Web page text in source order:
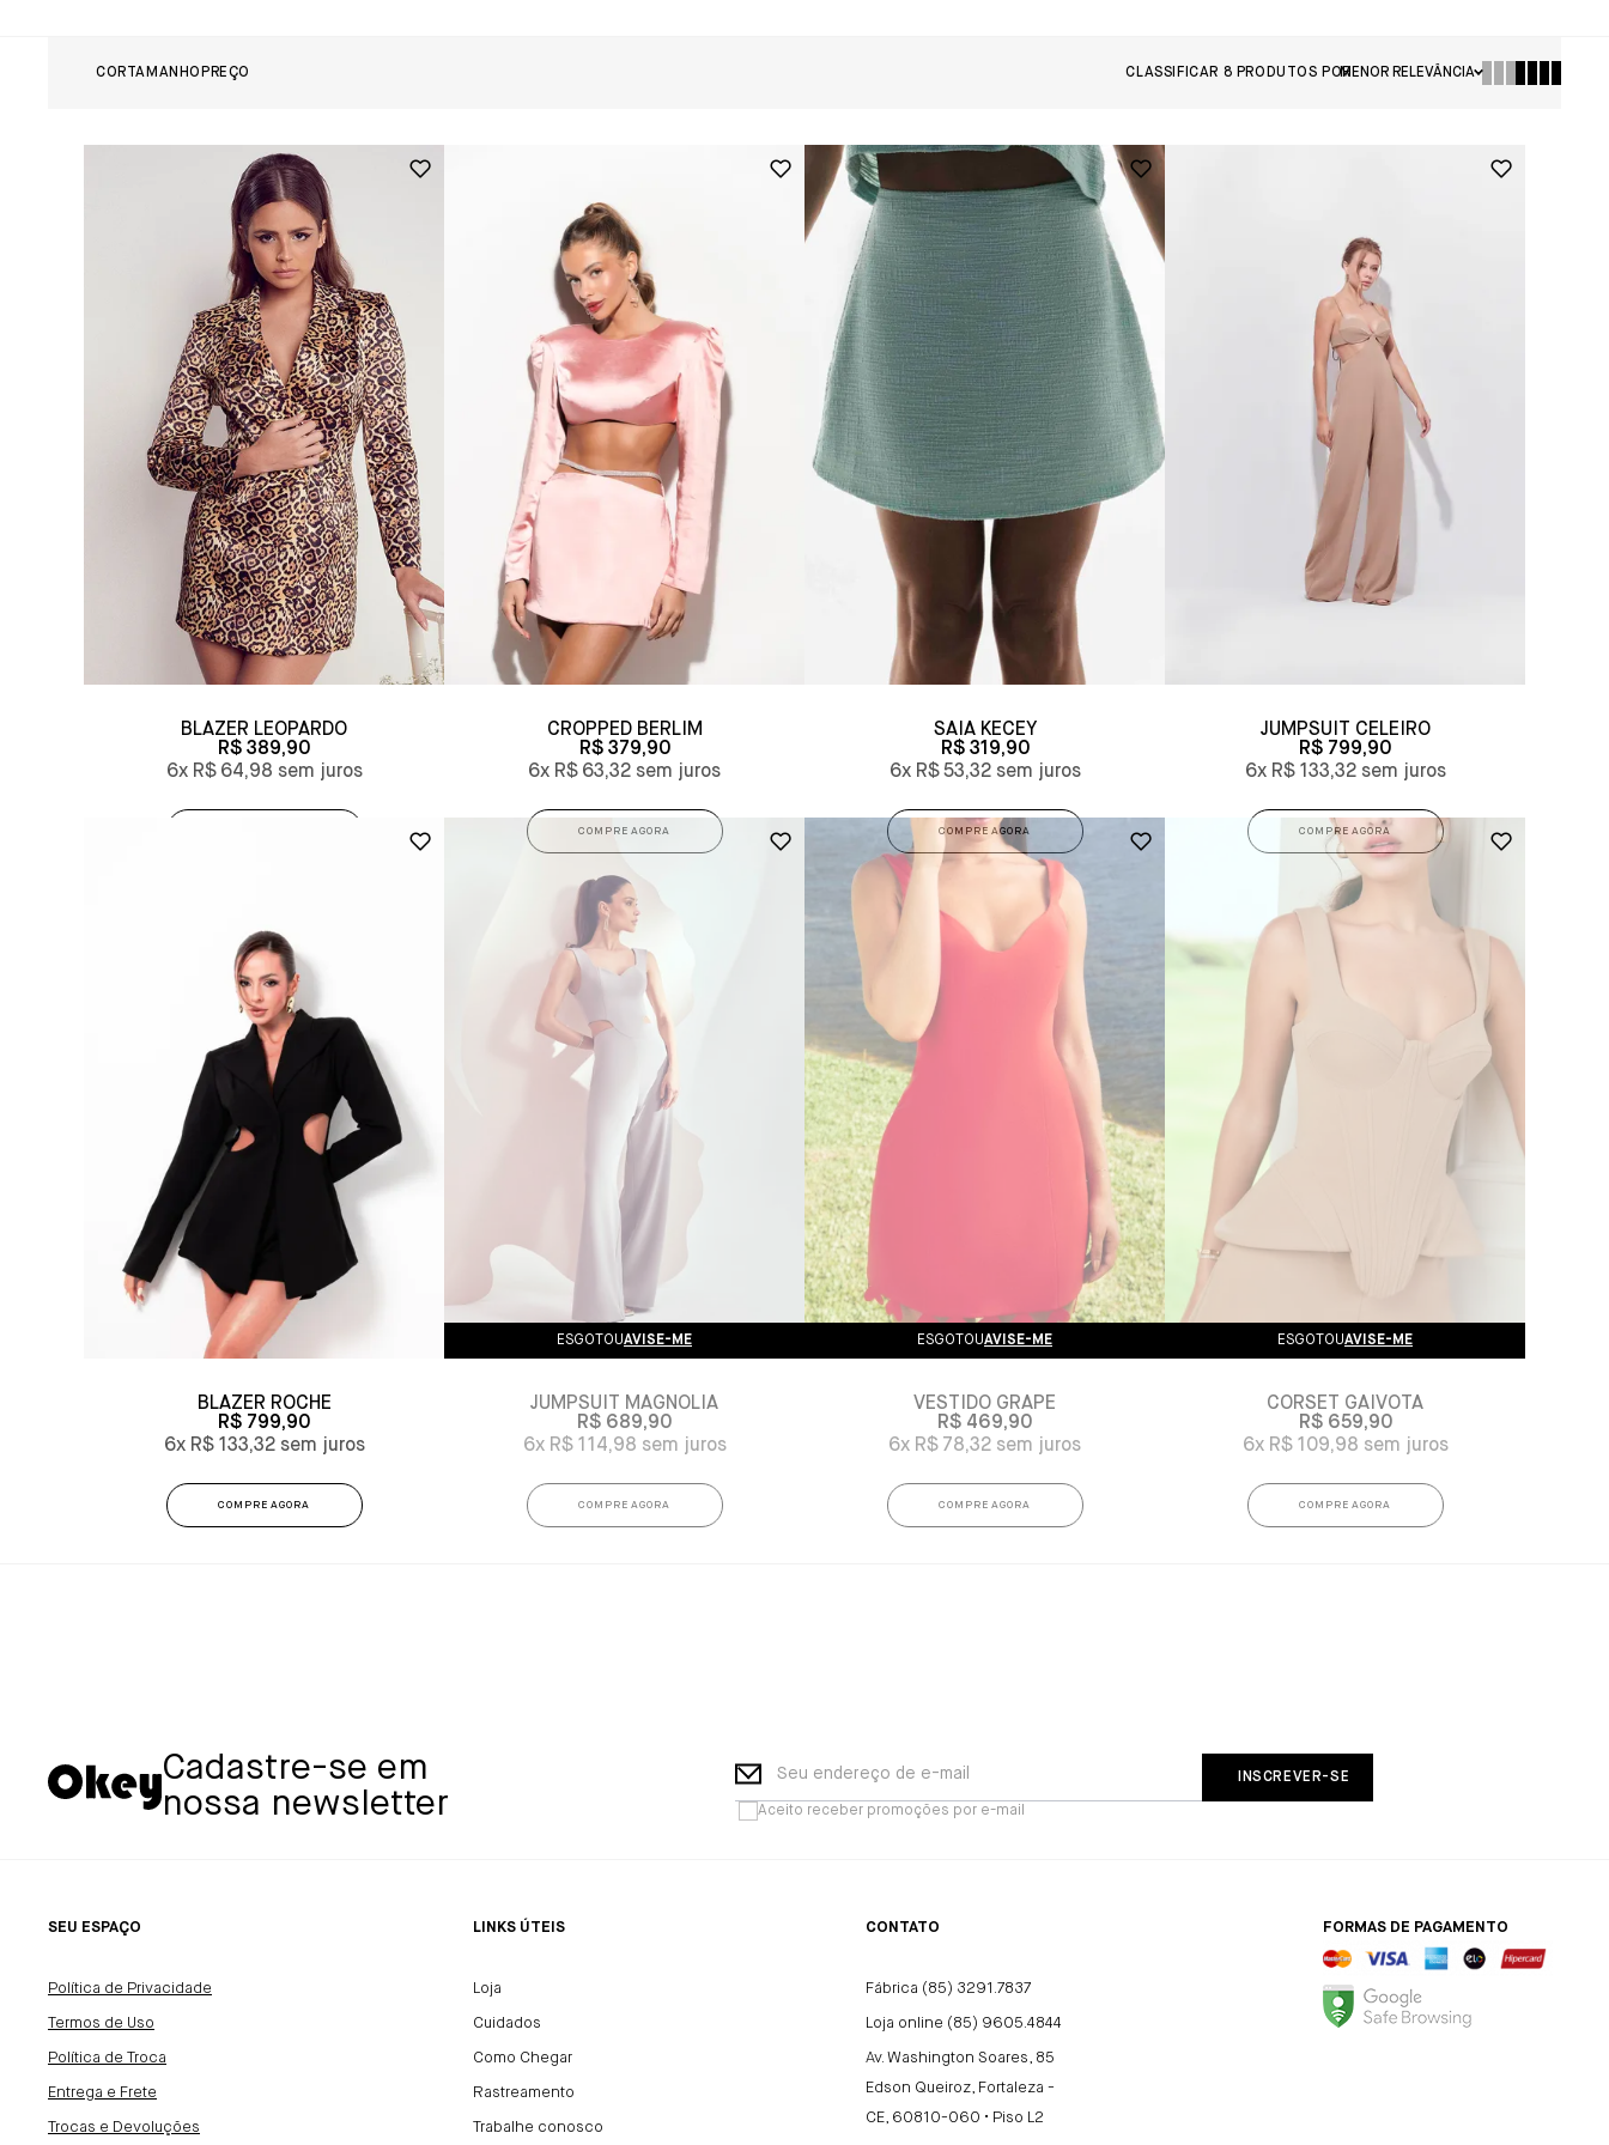
CLASSIFICAR 8 PRODUTOS PORMENOR RELEVÂNCIA
CORTAMANHO PREÇO
BLAZER LEOPARDO
R$ 389,90
6x R$ 64,98
CROPPED BERLIM
R$ 379,90
6x R$ 63,32
SAIA KECEY
R$ 319,90
6x R$ 53,32
JUMPSUIT CELEIRO
R$ 799,90
6x R$ 133,32
BLAZER ROCHE
R$ 799,90
6x R$ 133,32
ESGOTOUAVISE-ME
JUMPSUIT MAGNÓLIA
R$ 689,90
6x R$ 114,98
ESGOTOUAVISE-ME
VESTIDO GRAPE
R$ 469,90
6x R$ 78,32
ESGOTOUAVISE-ME
CORSET GAIVOTA
R$ 659,90
6x R$ 109,98
Cadastre-se em
nossa newsletter
Seu endereço de e-mail
Aceito receber promoções por e-mail
SEU ESPAÇO
Política de Privacidade
Termos de Uso
Política de Troca
Entrega e Frete
Trocas e Devoluções
LINKS ÚTEIS
Loja
Cuidados
Como Chegar
Rastreamento
Trabalhe conosco
CONTATO
Fábrica (85) 3291.7837
Loja online (85) 9605.4844
Av. Washington Soares, 85
Edson Queiroz, Fortaleza -
CE, 60810-060 • Piso L2
FORMAS DE PAGAMENTO